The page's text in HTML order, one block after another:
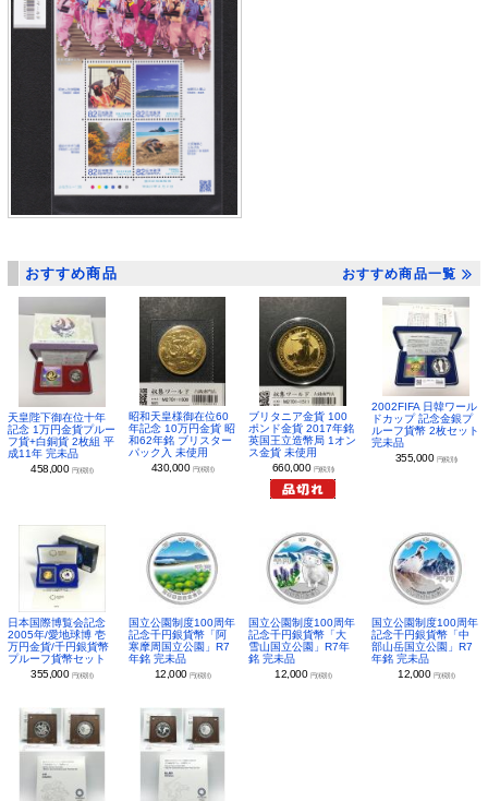
おすすめ商品 おすすめ商品一覧
天皇陛下御在位十年
記念 1万円金貨プルー
フ貨+白銅貨 2枚組 平
成11年 完未品
458,000 円(税別)
昭和天皇様御在位60
年記念 10万円金貨 昭
和62年銘 ブリスター
パック入 未使用
430,000 円(税別)
ブリタニア金貨 100
ポンド金貨 2017年銘
英国王立造幣局 1オン
ス金貨 未使用
660,000 円(税別)
2002FIFA 日韓ワール
ドカップ 記念金銀プ
ルーフ貨幣 2枚セット
完未品
355,000 円(税別)
日本国際博覧会記念
2005年/愛地球博 壱
万円金貨/千円銀貨幣
プルーフ貨幣セット
355,000 円(税別)
国立公園制度100周年
記念千円銀貨幣「阿
寒摩周国立公園」R7
年銘 完未品
12,000 円(税別)
国立公園制度100周年
記念千円銀貨幣「大
雪山国立公園」R7年
銘 完未品
12,000 円(税別)
国立公園制度100周年
記念千円銀貨幣「中
部山岳国立公園」R7
年銘 完未品
12,000 円(税別)